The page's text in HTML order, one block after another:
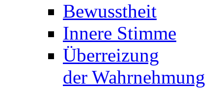
Bewusstheit
Innere Stimme
Überreizung
der Wahrnehmung